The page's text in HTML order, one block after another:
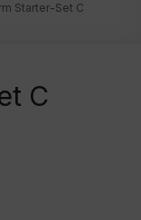
Starter-Set C
C